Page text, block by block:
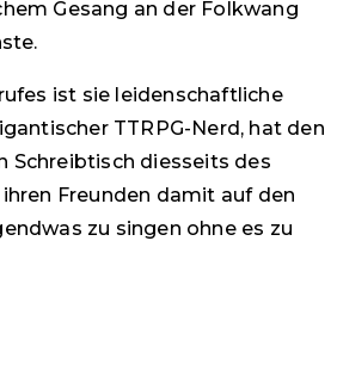
Gesang an der Folkwang
ist sie leidenschaftliche
TTRPG-Nerd, hat den
Schreibtisch diesseits des
Freunden damit auf den
zu singen ohne es zu